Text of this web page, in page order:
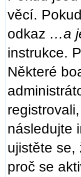
věcí.
odkaz …a
instrukce.
Některé
následujte
ujistěte se,
proč se